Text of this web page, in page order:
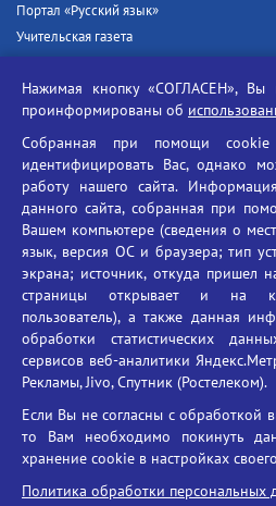
Портал «Русский язык»
Учительская газета
Единый портал государственных услуг
Противодействие угрозам
Социальные ролики - Генеральная
Противодействие коррупции
БГУ против наркотиков
Брянский
имени академика И.Г.
Время работы: пн-пт
E-mail:
Телефон:
Нажимая кнопку «СОГЛАСЕН», Вы
проинформированы об
Собранная при помощи
идентифицировать Вас, однако
работу нашего сайта.
данного сайта, собранная при
Вашем компьютере (сведения о
язык, версия ОС и браузера; тип
экрана; источник, откуда пришел
страницы открывает и на
пользователь), а также данная
обработки статистических
сервисов веб-аналитики
Рекламы, Jivo, Спутник (Ростелеком).
Если Вы не согласны с обработкой
то Вам необходимо покинуть
хранение cookie в настройках
Политика обработки персональных